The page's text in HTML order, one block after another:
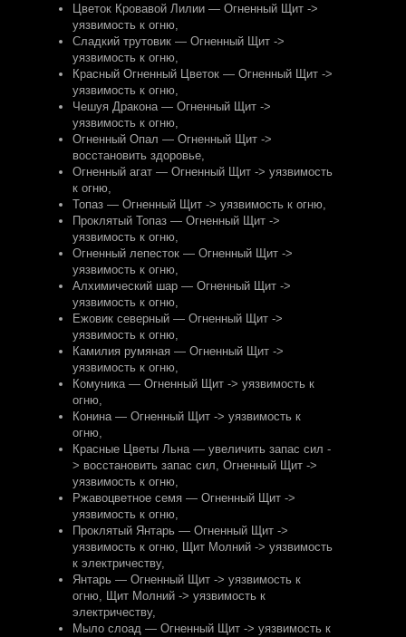
Цветок Кровавой Лилии — Огненный Щит ->
уязвимость к огню,
Сладкий трутовик — Огненный Щит ->
уязвимость к огню,
Красный Огненный Цветок — Огненный Щит ->
уязвимость к огню,
Чешуя Дракона — Огненный Щит ->
уязвимость к огню,
Огненный Опал — Огненный Щит ->
восстановить здоровье,
Огненный агат — Огненный Щит -> уязвимость
к огню,
Топаз — Огненный Щит -> уязвимость к огню,
Проклятый Топаз — Огненный Щит ->
уязвимость к огню,
Огненный лепесток — Огненный Щит ->
уязвимость к огню,
Алхимический шар — Огненный Щит ->
уязвимость к огню,
Ежовик северный — Огненный Щит ->
уязвимость к огню,
Камилия румяная — Огненный Щит ->
уязвимость к огню,
Комуника — Огненный Щит -> уязвимость к
огню,
Конина — Огненный Щит -> уязвимость к
огню,
Красные Цветы Льна — увеличить запас сил -
> восстановить запас сил, Огненный Щит ->
уязвимость к огню,
Ржавоцветное семя — Огненный Щит ->
уязвимость к огню,
Проклятый Янтарь — Огненный Щит ->
уязвимость к огню, Щит Молний -> уязвимость
к электричеству,
Янтарь — Огненный Щит -> уязвимость к
огню, Щит Молний -> уязвимость к
электричеству,
Мыло слоад — Огненный Щит -> уязвимость к